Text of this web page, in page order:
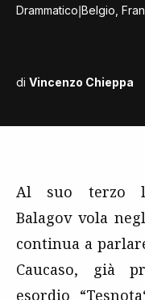
Drammatico|Belgio,
di Vincenzo Chieppa
Al suo terzo
Balagov vola
continua a
Caucaso, già
esordio “Tesnota